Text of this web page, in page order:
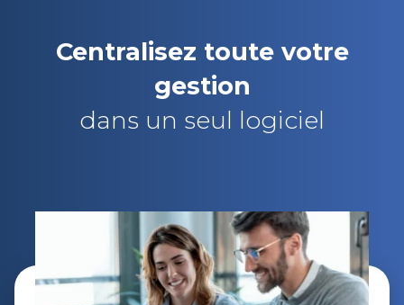
Centralisez toute votre
gestion
dans un seul logiciel